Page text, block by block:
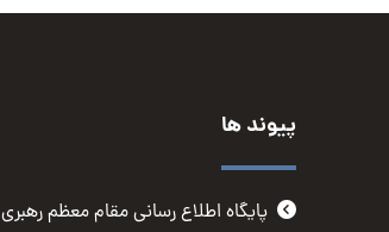
پیوند ها
پایگاه اطلاع رسانی مقام معظم رهبری